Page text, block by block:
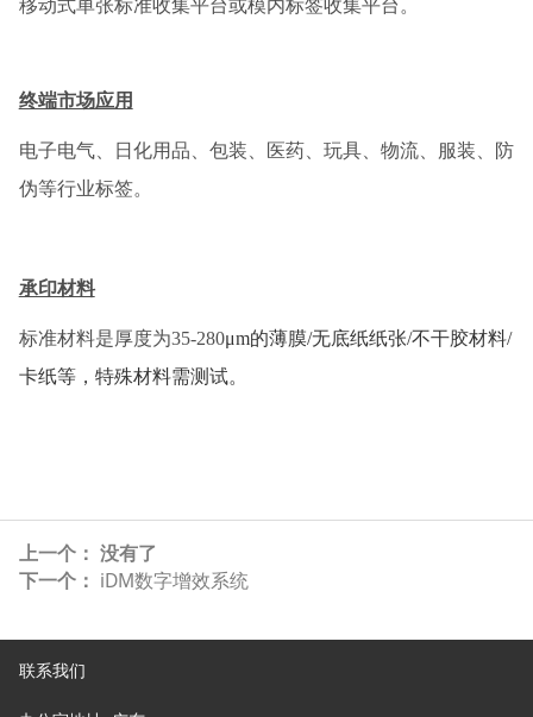
移动式单张标准收集平台或模内标签收集平台。
终端市场应用
电子电气、日化用品、包装、医药、玩具、物流、服装、防
伪等行业标签。
承印材料
标准材料是厚度为35-280μm的薄膜/无底纸纸张/不干胶材料/
卡纸等，特殊材料需测试。
上一个： 没有了
下一个： iDM数字增效系统
联系我们